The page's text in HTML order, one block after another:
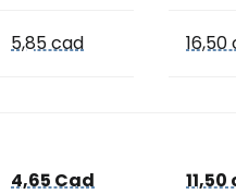
5,85 cad 16,50
4,65 Cad